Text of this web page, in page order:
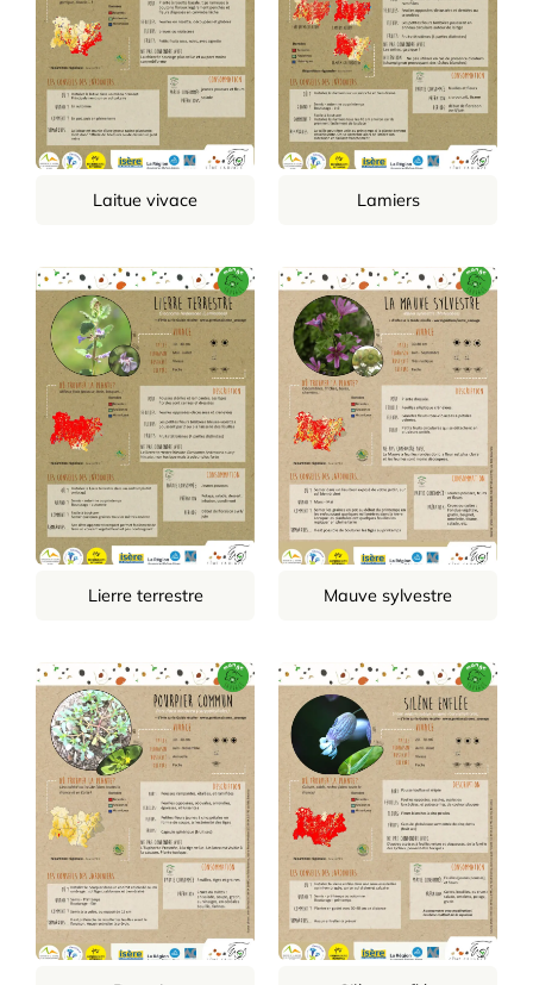
Laitue vivace Lamiers
Lierre terrestre Mauve sylvestre